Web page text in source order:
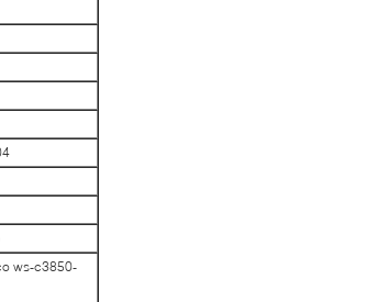
ws-c3850-